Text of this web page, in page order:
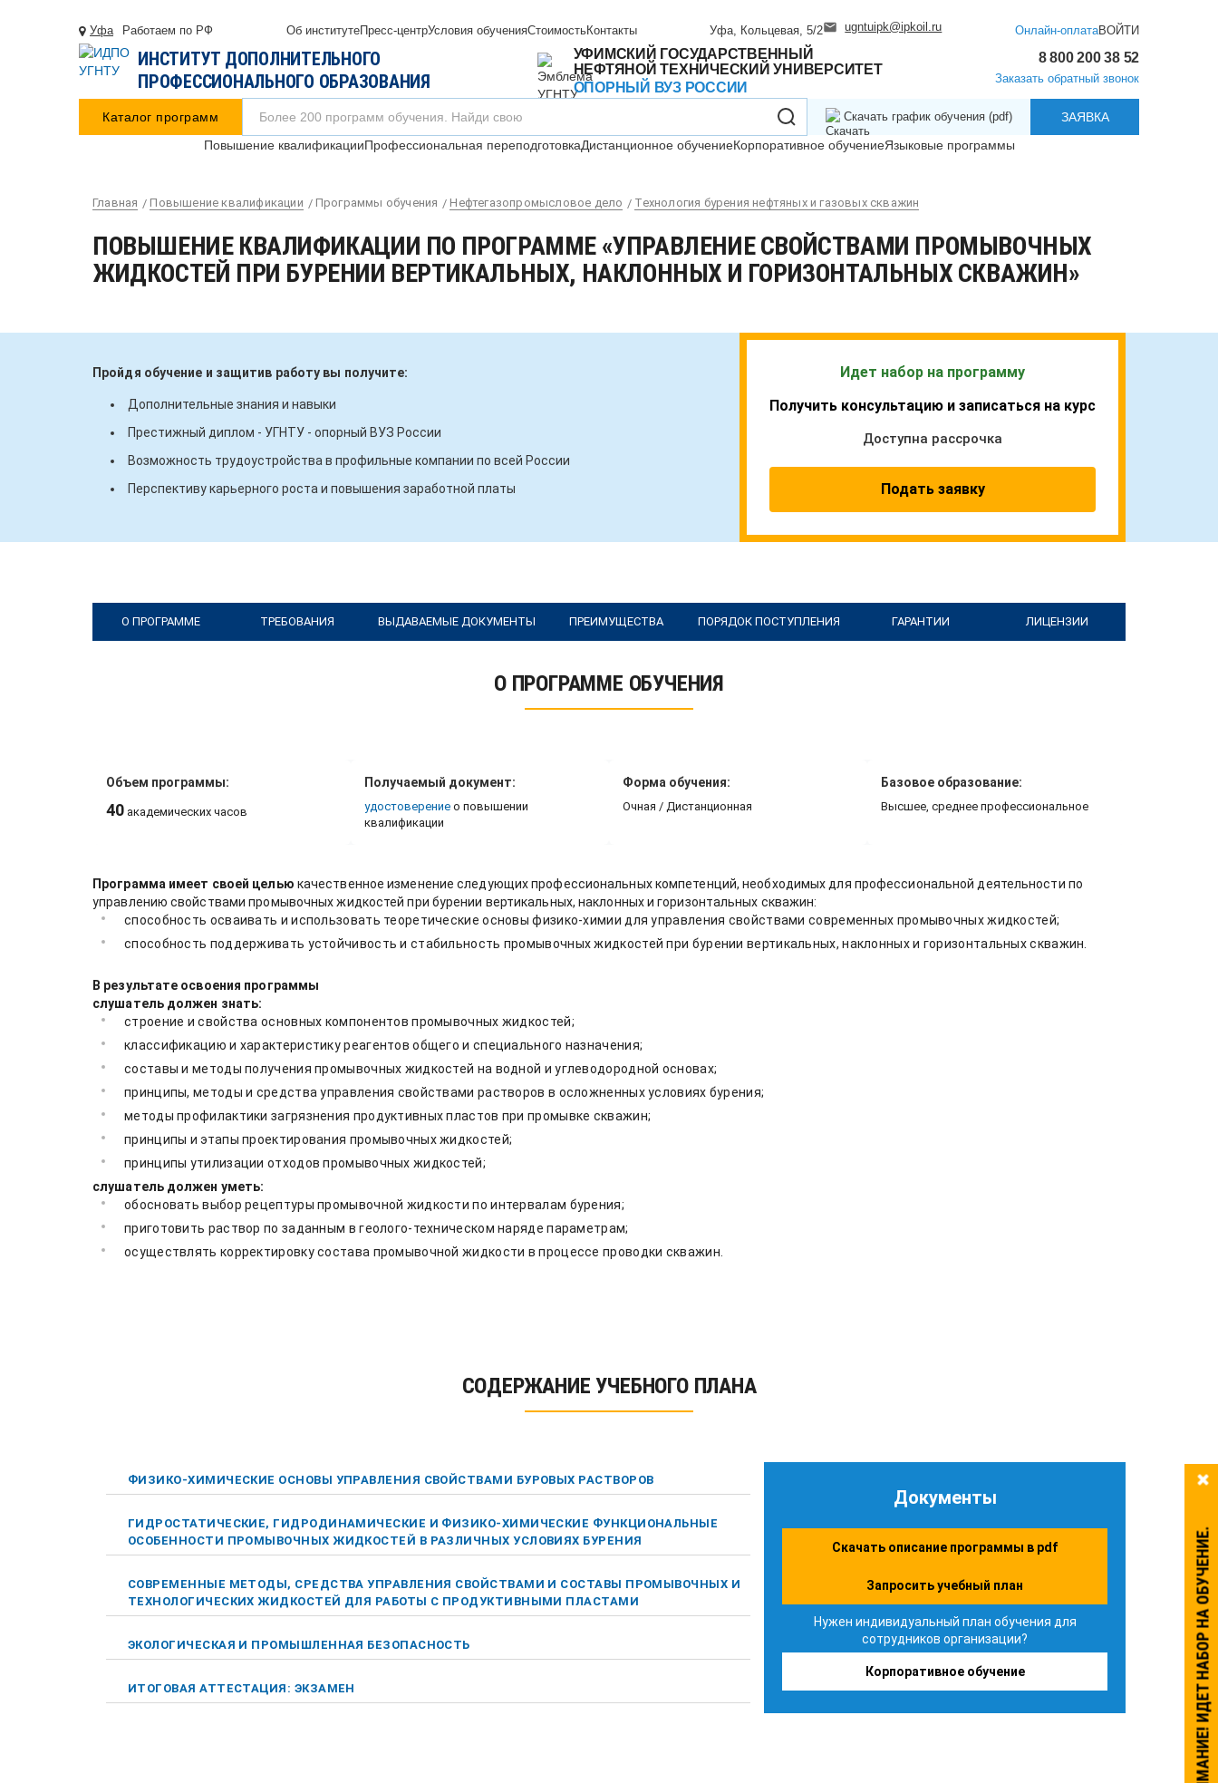
ВНИМАНИЕ! ИДЕТ НАБОР НА ОБУЧЕНИЕ.
Уфа Работаем по РФ Об институтеПресс-центрУсловия обученияСтоимостьКонтакты Уфа, Кольцевая, 5/2 ugntuipk@ipkoil.ru Онлайн-оплатаВОЙТИ
ИНСТИТУТ ДОПОЛНИТЕЛЬНОГО
ПРОФЕССИОНАЛЬНОГО ОБРАЗОВАНИЯ
УФИМСКИЙ ГОСУДАРСТВЕННЫЙ
НЕФТЯНОЙ ТЕХНИЧЕСКИЙ УНИВЕРСИТЕТ
ОПОРНЫЙ ВУЗ РОССИИ
8 800 200 38 52
Заказать обратный звонок
Каталог программ Скачать график обучения (pdf)
ЗАЯВКА
Повышение квалификацииПрофессиональная переподготовкаДистанционное обучениеКорпоративное обучениеЯзыковые программы
Главная Повышение квалификации Программы обучения Нефтегазопромысловое дело Технология бурения нефтяных и газовых скважин
ПОВЫШЕНИЕ КВАЛИФИКАЦИИ ПО ПРОГРАММЕ «УПРАВЛЕНИЕ СВОЙСТВАМИ ПРОМЫВОЧНЫХ
ЖИДКОСТЕЙ ПРИ БУРЕНИИ ВЕРТИКАЛЬНЫХ, НАКЛОННЫХ И ГОРИЗОНТАЛЬНЫХ СКВАЖИН»
Пройдя обучение и защитив работу вы получите:
Дополнительные знания и навыки
Престижный диплом - УГНТУ - опорный ВУЗ России
Возможность трудоустройства в профильные компании по всей России
Перспективу карьерного роста и повышения заработной платы
Идет набор на программу
Получить консультацию и записаться на курс
Доступна рассрочка
Подать заявку
О ПРОГРАММЕ ТРЕБОВАНИЯ ВЫДАВАЕМЫЕ ДОКУМЕНТЫ ПРЕИМУЩЕСТВА ПОРЯДОК ПОСТУПЛЕНИЯ ГАРАНТИИ ЛИЦЕНЗИИ
О ПРОГРАММЕ ОБУЧЕНИЯ
Объем программы:
40 академических часов
Получаемый документ:
удостоверение о повышении
квалификации
Форма обучения:
Очная / Дистанционная
Базовое образование:
Высшее, среднее профессиональное
Программа имеет своей целью качественное изменение следующих профессиональных компетенций, необходимых для профессиональной деятельности по
управлению свойствами промывочных жидкостей при бурении вертикальных, наклонных и горизонтальных скважин:
способность осваивать и использовать теоретические основы физико-химии для управления свойствами современных промывочных жидкостей;
способность поддерживать устойчивость и стабильность промывочных жидкостей при бурении вертикальных, наклонных и горизонтальных скважин.
В результате освоения программы
слушатель должен знать:
строение и свойства основных компонентов промывочных жидкостей;
классификацию и характеристику реагентов общего и специального назначения;
составы и методы получения промывочных жидкостей на водной и углеводородной основах;
принципы, методы и средства управления свойствами растворов в осложненных условиях бурения;
методы профилактики загрязнения продуктивных пластов при промывке скважин;
принципы и этапы проектирования промывочных жидкостей;
принципы утилизации отходов промывочных жидкостей;
слушатель должен уметь:
обосновать выбор рецептуры промывочной жидкости по интервалам бурения;
приготовить раствор по заданным в геолого-техническом наряде параметрам;
осуществлять корректировку состава промывочной жидкости в процессе проводки скважин.
СОДЕРЖАНИЕ УЧЕБНОГО ПЛАНА
ФИЗИКО-ХИМИЧЕСКИЕ ОСНОВЫ УПРАВЛЕНИЯ СВОЙСТВАМИ БУРОВЫХ РАСТВОРОВ
ГИДРОСТАТИЧЕСКИЕ, ГИДРОДИНАМИЧЕСКИЕ И ФИЗИКО-ХИМИЧЕСКИЕ ФУНКЦИОНАЛЬНЫЕ
ОСОБЕННОСТИ ПРОМЫВОЧНЫХ ЖИДКОСТЕЙ В РАЗЛИЧНЫХ УСЛОВИЯХ БУРЕНИЯ
СОВРЕМЕННЫЕ МЕТОДЫ, СРЕДСТВА УПРАВЛЕНИЯ СВОЙСТВАМИ И СОСТАВЫ ПРОМЫВОЧНЫХ И
ТЕХНОЛОГИЧЕСКИХ ЖИДКОСТЕЙ ДЛЯ РАБОТЫ С ПРОДУКТИВНЫМИ ПЛАСТАМИ
ЭКОЛОГИЧЕСКАЯ И ПРОМЫШЛЕННАЯ БЕЗОПАСНОСТЬ
ИТОГОВАЯ АТТЕСТАЦИЯ: ЭКЗАМЕН
Документы
Скачать описание программы в pdf
Запросить учебный план
Нужен индивидуальный план обучения для
сотрудников организации?
Корпоративное обучение